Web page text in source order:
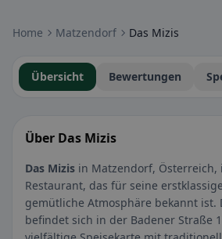
Home Matzendorf Das Mizis
Übersicht Bewertungen
Über Das Mizis
Das Mizis in Matzendorf, Österreich,
Restaurant, das für seine
gemütliche Atmosphäre bekannt ist.
befindet sich in der Badener Straße